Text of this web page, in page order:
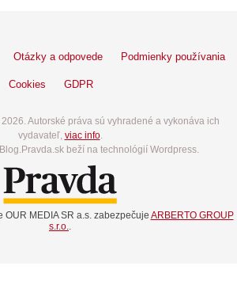
Otázky a odpovede Podmienky používania
Cookies GDPR
Autorské práva sú vyhradené a vykonáva ich
vydavateľ, viac info.
beží na technológií Wordpress.
OUR MEDIA SR a.s. zabezpečuje ARBERTO GROUP
s.r.o..